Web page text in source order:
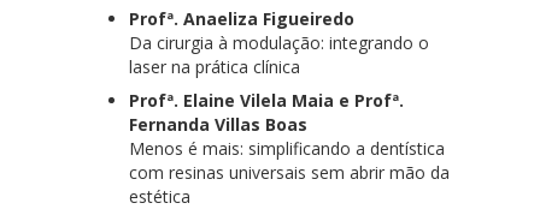
Profª. Anaeliza Figueiredo
Da cirurgia à modulação: integrando o
laser na prática clínica
Profª. Elaine Vilela Maia e Profª.
Fernanda Villas Boas
Menos é mais: simplificando a dentística
com resinas universais sem abrir mão da
estética